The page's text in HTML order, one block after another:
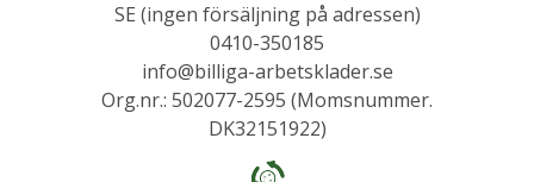
SE (ingen försäljning på adressen)
0410-350185
info@billiga-arbetsklader.se
Org.nr.: 502077-2595 (Momsnummer.
DK32151922)